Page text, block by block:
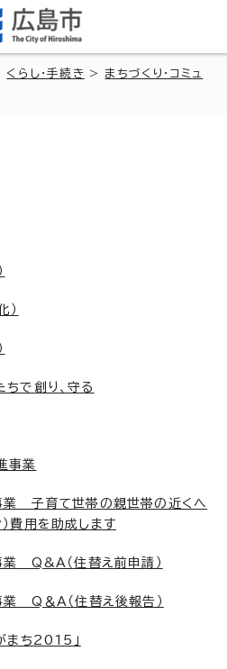
くらし・手続き > まちづくり・コミュ
）
で創り、守る
事業
業 子育て世帯の親世帯の近くへ
費用を助成します
業 Q&A（住替え前申請）
業 Q＆A（住替え後報告）
まち2015」